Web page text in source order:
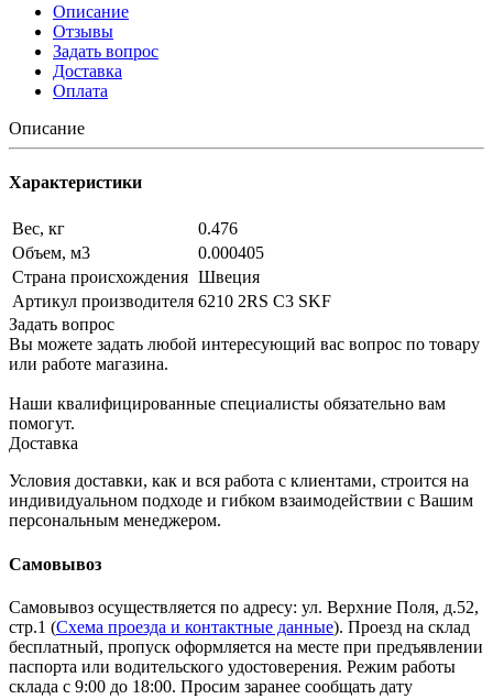
Описание
Отзывы
Задать вопрос
Доставка
Оплата
Описание
Характеристики
Вес, кг
0.476
Объем, м3
0.000405
Страна происхождения Швеция
Артикул производителя 6210 2RS C3 SKF
Задать вопрос
Вы можете задать любой интересующий вас вопрос по товару
или работе магазина.
Наши квалифицированные специалисты обязательно вам
помогут.
Доставка
Условия доставки, как и вся работа с клиентами, строится на
индивидуальном подходе и гибком взаимодействии с Вашим
персональным менеджером.
Самовывоз
Самовывоз осуществляется по адресу: ул. Верхние Поля, д.52,
стр.1 (Схема проезда и контактные данные). Проезд на склад
бесплатный, пропуск оформляется на месте при предъявлении
паспорта или водительского удостоверения. Режим работы
склада с 9:00 до 18:00. Просим заранее сообщать дату